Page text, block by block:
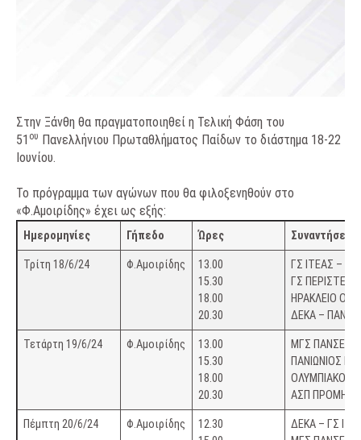
Στην Ξάνθη θα πραγματοποιηθεί η Τελική Φάση του
51 ου Πανελλήνιου Πρωταθλήματος Παίδων το διάστημα 18-22
Ιουνίου.
Το πρόγραμμα των αγώνων που θα φιλοξενηθούν στο
«Φ.Αμοιρίδης» έχει ως εξής:
Ημερομηνίες Γήπεδο Ώρες Συναντήσεις
Τρίτη 18/6/24 Φ.Αμοιρίδης
13.00
15.30
18.00
20.30
ΓΣ ΙΤΕΑΣ
ΓΣ
ΗΡΑΚΛΕΙΟ
ΔΕΚΑ –
Τετάρτη 19/6/24 Φ.Αμοιρίδης
13.00
15.30
18.00
20.30
ΜΓΣ
ΑΣΠ
Πέμπτη 20/6/24 Φ.Αμοιρίδης
12.30
ΔΕΚΑ